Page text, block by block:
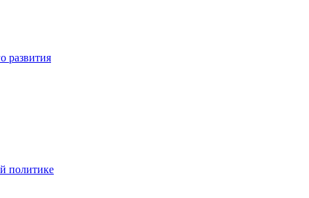
развития
политике